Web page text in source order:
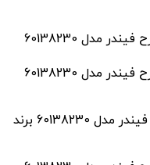
رله 230vAC سه کنتاکت 10 آمپر طرح فیندر مدل 60138230 برند